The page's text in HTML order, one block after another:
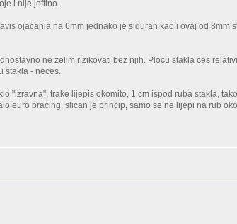
i nije jeftino.
ojacanja na 6mm jednako je siguran kao i ovaj od 8mm
ne zelim rizikovati bez njih. Plocu stakla ces
stakla - neces.
"izravna", trake lijepis okomito, 1 cm ispod ruba stakla,
euro bracing, slican je princip, samo se ne lijepi na rub